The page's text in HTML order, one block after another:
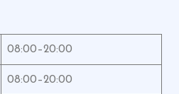
08:00–20:00
08:00–20:00